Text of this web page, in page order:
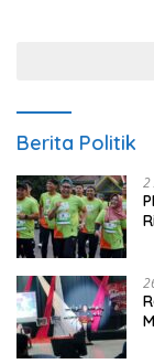
Berita Politik
2